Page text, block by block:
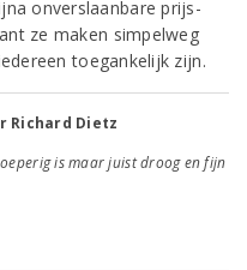
onverslaanbare prijs-
ze maken simpelweg
toegankelijk zijn.
Richard Dietz
is maar juist droog en fijn